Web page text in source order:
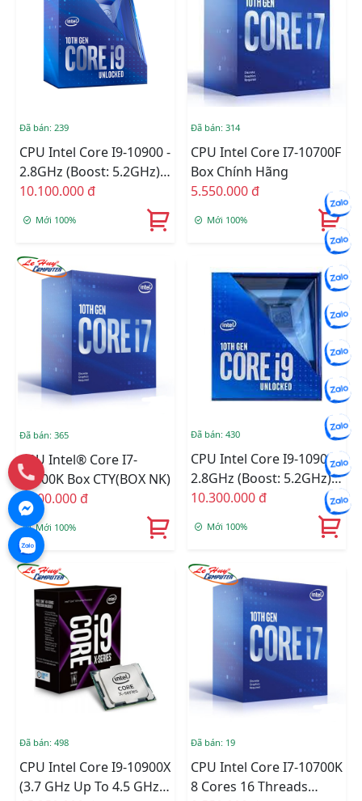
Đã bán: 239
CPU Intel Core I9-10900 -
2.8GHz (Boost: 5.2GHz)
Box Chính Hãng
10.100.000 đ
Mới 100%
Đã bán: 314
CPU Intel Core I7-10700F
Box Chính Hãng
5.550.000 đ
Mới 100%
Đã bán: 365
CPU Intel® Core I7-
10700K Box CTY(BOX NK)
8.600.000 đ
Mới 100%
Đã bán: 430
CPU Intel Core I9-10900 -
2.8GHz (Boost: 5.2GHz)
BOX CÔNG TY
10.300.000 đ
Mới 100%
Đã bán: 498
CPU Intel Core I9-10900X
(3.7 GHz Up To 4.5 GHz/
Đã bán: 19
CPU Intel Core I7-10700K
8 Cores 16 Threads